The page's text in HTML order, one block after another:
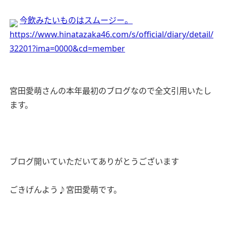
今飲みたいものはスムージー。
https://www.hinatazaka46.com/s/official/diary/detail/
32201?ima=0000&cd=member
宮田愛萌さんの本年最初のブログなので全文引用いたし
ます。
ブログ開いていただいてありがとうございます
ごきげんよう♪宮田愛萌です。